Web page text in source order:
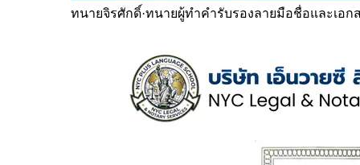
ทนายจิรศักดิ์·ทนายผู้ทำคำรับรองลายมือชื่อและเอก